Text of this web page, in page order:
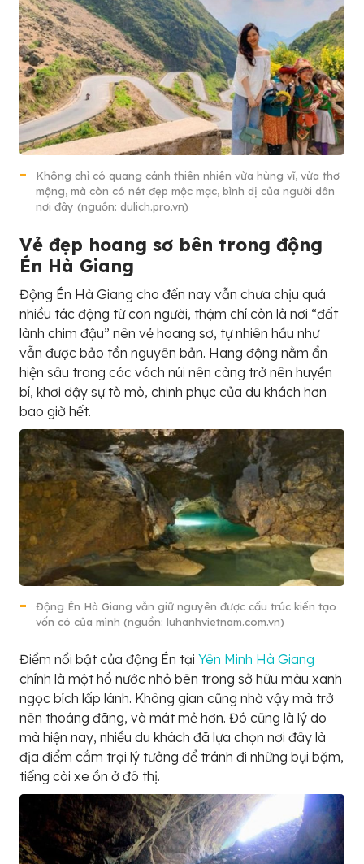
Không chỉ có quang cảnh thiên nhiên vừa hùng vĩ, vừa thơ
mộng, mà còn có nét đẹp mộc mạc, bình dị của người dân
nơi đây (nguồn: dulich.pro.vn)
Vẻ đẹp hoang sơ bên trong động
Én Hà Giang
Động Én Hà Giang cho đến nay vẫn chưa chịu quá
nhiều tác động từ con người, thậm chí còn là nơi “đất
lành chim đậu” nên vẻ hoang sơ, tự nhiên hầu như
vẫn được bảo tồn nguyên bản. Hang động nằm ẩn
hiện sâu trong các vách núi nên càng trở nên huyền
bí, khơi dậy sự tò mò, chinh phục của du khách hơn
bao giờ hết.
Động Én Hà Giang vẫn giữ nguyên được cấu trúc kiến tạo
vốn có của mình (nguồn: luhanhvietnam.com.vn)
Điểm nổi bật của động Én tại Yên Minh Hà Giang
chính là một hồ nước nhỏ bên trong sở hữu màu xanh
ngọc bích lấp lánh. Không gian cũng nhờ vậy mà trở
nên thoáng đãng, và mát mẻ hơn. Đó cũng là lý do
mà hiện nay, nhiều du khách đã lựa chọn nơi đây là
địa điểm cắm trại lý tưởng để tránh đi những bụi bặm,
tiếng còi xe ồn ở đô thị.